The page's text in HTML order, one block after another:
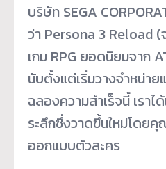
บริษัท SEGA
ว่า Persona 3 Reload (
เกม RPG ยอดนิยมจาก
นับตั้งแต่เริ่มวางจำหน่าย
ฉลองความสำเร็จนี้ เรา
ระลึกซึ่งวาดขึ้นใหม่โดย
ออกแบบตัวละคร